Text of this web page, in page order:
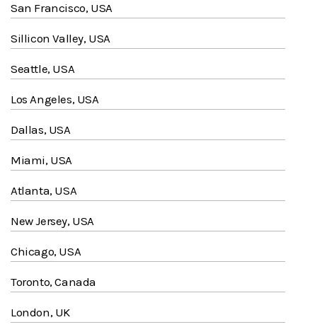
San Francisco, USA
Sillicon Valley, USA
Seattle, USA
Los Angeles, USA
Dallas, USA
Miami, USA
Atlanta, USA
New Jersey, USA
Chicago, USA
Toronto, Canada
London, UK